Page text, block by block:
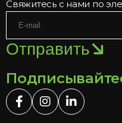
Свяжитесь с нами по
Отправить